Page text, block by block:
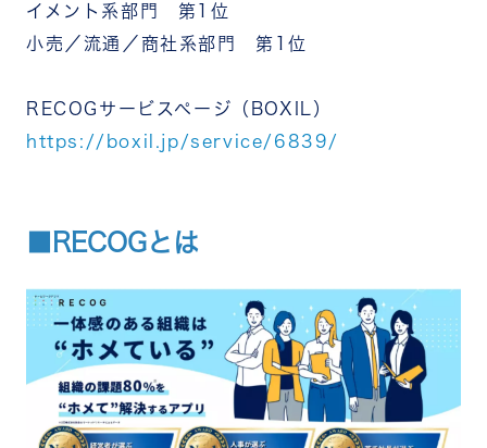
イメント系部門 第1位
小売／流通／商社系部門 第1位
RECOGサービスページ（BOXIL）
https://boxil.jp/service/6839/
■RECOGとは